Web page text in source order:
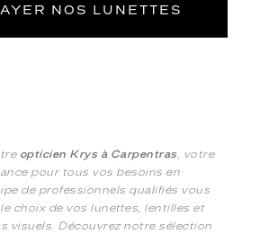
NOS LUNETTES
opticien Krys à Carpentras , votre
pour tous vos besoins en
de professionnels qualifiés vous
choix de vos lunettes, lentilles et
visuels. Découvrez notre sélection